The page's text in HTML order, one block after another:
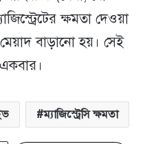
ক্ষমতা দেওয়া
বাড়ানো হয়। সেই
ম্যাজিস্ট্রেসি ক্ষমতা